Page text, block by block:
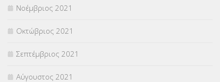
Νοέμβριος 2021
Οκτώβριος 2021
Σεπτέμβριος 2021
Αύγουστος 2021